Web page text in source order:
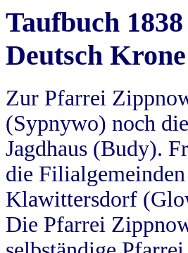
Taufbuch
Deutsch Krone
Zur Pfarrei
(Sypnywo) noch
Jagdhaus (Budy).
die
Klawittersdorf
Die Pfarrei